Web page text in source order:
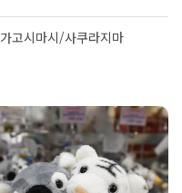
가고시마시/사쿠라지마